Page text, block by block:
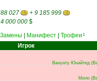
027 + 9 185 999
4 000 000 $
Замены Манифест Трофеи 1
Игрок
Вануату Юнайтед
Мило